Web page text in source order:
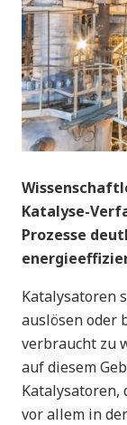
Katalyse-
Prozesse
Katalysatoren
auslösen oder
verbraucht zu
auf diesem
vor allem in